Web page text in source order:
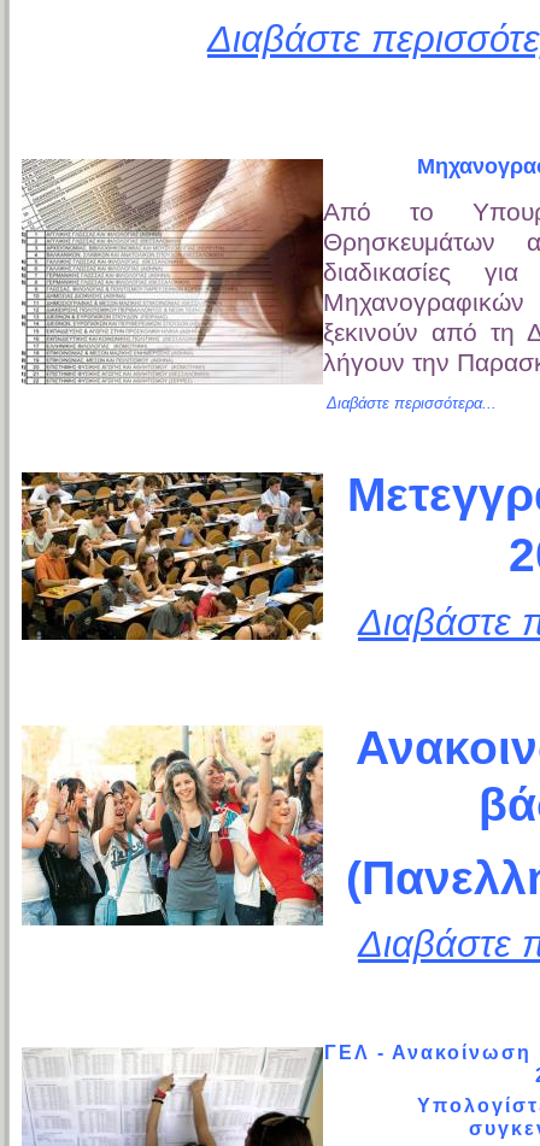
Διαβάστε
Από το
Θρησκευμάτων
διαδικασίες
ξεκινούν από τη
λήγουν την
Διαβάστε περισσότερα...
Διαβάστε
Διαβάστε
ΓΕΛ -